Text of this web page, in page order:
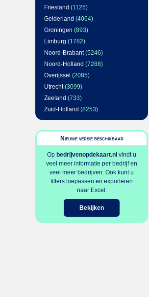
Friesland (1125)
Gelderland (4064)
Groningen (893)
Limburg (1782)
Noord-Brabant(5246)
Noord-Holland (7288)
Overijssel (2085)
Utrecht(3099)
Zeeland (733)
Zuid-Holland (8253)
Nieuwe versie beschikbaar
Op bedrijvenopdekaart.nl vindt u
veel meer informatie per bedrijf en
veel meer bedrijven. Ook kunt u
filters toepassen en exporteren
naar Excel.
Bekijken